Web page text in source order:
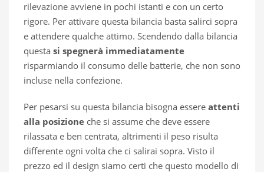
rilevazione avviene in pochi istanti e con un certo
rigore. Per attivare questa bilancia basta salirci sopra
e attendere qualche attimo. Scendendo dalla bilancia
questa si spegnerà immediatamente
risparmiando il consumo delle batterie, che non sono
incluse nella confezione.
Per pesarsi su questa bilancia bisogna essere attenti
alla posizione che si assume che deve essere
rilassata e ben centrata, altrimenti il peso risulta
differente ogni volta che ci salirai sopra. Visto il
prezzo ed il design siamo certi che questo modello di